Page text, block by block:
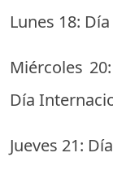
Lunes 18:
Miércoles
Día
Jueves 21: